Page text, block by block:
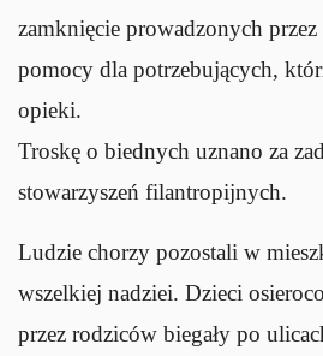
zamknięcie prowadzonych
pomocy dla potrzebujących,
opieki.
Troskę o biednych uznano za
stowarzyszeń filantropijnych.
Ludzie chorzy pozostali w
wszelkiej nadziei. Dzieci
przez rodziców biegały po